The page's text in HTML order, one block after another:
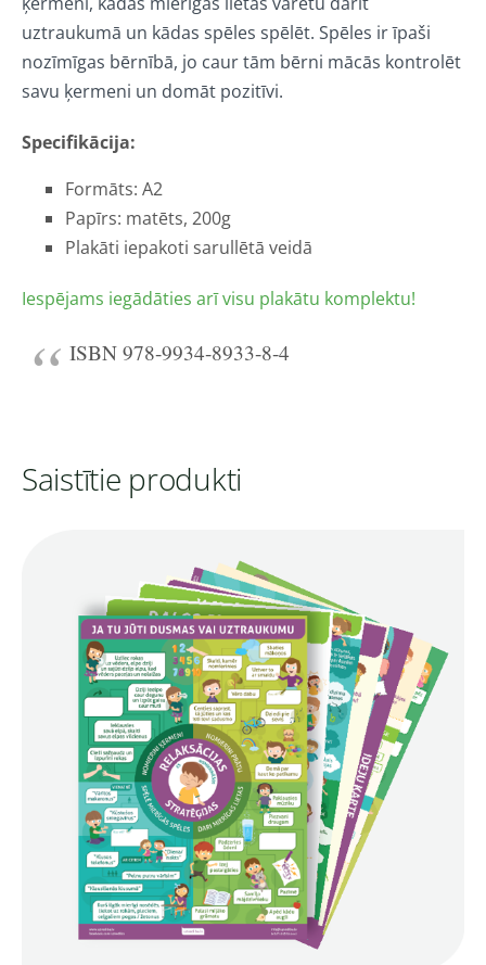
uztraukumā un kādas spēles spēlēt. Spēles ir īpaši
nozīmīgas bērnībā, jo caur tām bērni mācās kontrolēt
savu ķermeni un domāt pozitīvi.
Specifikācija:
Formāts: A2
Papīrs: matēts, 200g
Plakāti iepakoti sarullētā veidā
Iespējams iegādāties arī visu plakātu komplektu!
ISBN 978-9934-8933-8-4
Saistītie produkti